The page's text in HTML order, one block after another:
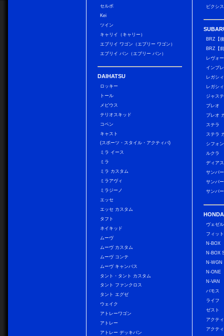
セルボ
Kei
ツイン
キャリイ（キャリー）
エブリイ ワゴン（エブリー ワゴン）
エブリイ バン（エブリー バン）
DAIHATSU
ロッキー
トール
メビウス
テリオスキッド
コペン
キャスト
(スポーツ・スタイル・アクティバ)
ミラ イース
ミラ
ミラ カスタム
ミラアヴィ
ミラジーノ
エッセ
エッセ カスタム
タフト
ネイキッド
ムーヴ
ムーヴ カスタム
ムーヴ コンテ
ムーヴ キャンバス
タント・タント カスタム
タント ファンクロス
タント エグゼ
ウェイク
アトレーワゴン
アトレー
アトレー デッキバン
ピクシ
BRZ【
BRZ【
レヴォ
インプ
レガシ
レガシ
ジャス
プレオ
プレオ
ステラ
ステラ
シフォ
ルクラ
ディア
サンバ
サンバ
サンバ
HONDA
ヴェゼル
フィット
N-BOX
N-BOX
N-WGN
N-ONE
N-VAN
バモス
ライフ
ゼスト
アクテ
アクテ